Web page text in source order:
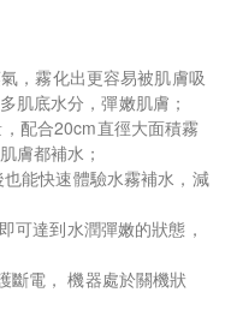
，霧化出更容易被肌膚吸
肌底水分，彈嫩肌膚；
配合20cm直徑大面積霧
膚都補水；
能快速體驗水霧補水，減
可達到水潤彈嫩的狀態，
斷電， 機器處於關機狀